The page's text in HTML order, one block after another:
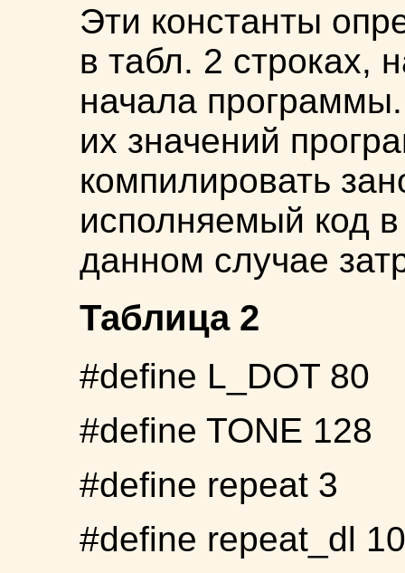
Эти константы
в табл. 2 строках,
начала
их значений
компилировать
исполняемый код
данном случае
Таблица 2
#define L_DOT 80
#define TONE 128
#define repeat 3
#define repeat_dl